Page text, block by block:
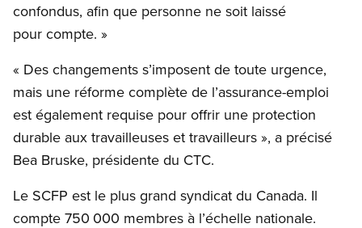
confondus, afin que personne ne soit laissé
pour compte. »
« Des changements s’imposent de toute urgence,
mais une réforme complète de l’assurance-emploi
est également requise pour offrir une protection
durable aux travailleuses et travailleurs », a précisé
Bea Bruske, présidente du CTC.
Le SCFP est le plus grand syndicat du Canada. Il
compte 750 000 membres à l’échelle nationale.